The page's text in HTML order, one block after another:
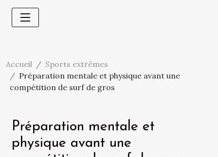
Accueil
Sports extrêmes
Préparation mentale et physique avant une
compétition de surf de gros
Préparation mentale et
physique avant une